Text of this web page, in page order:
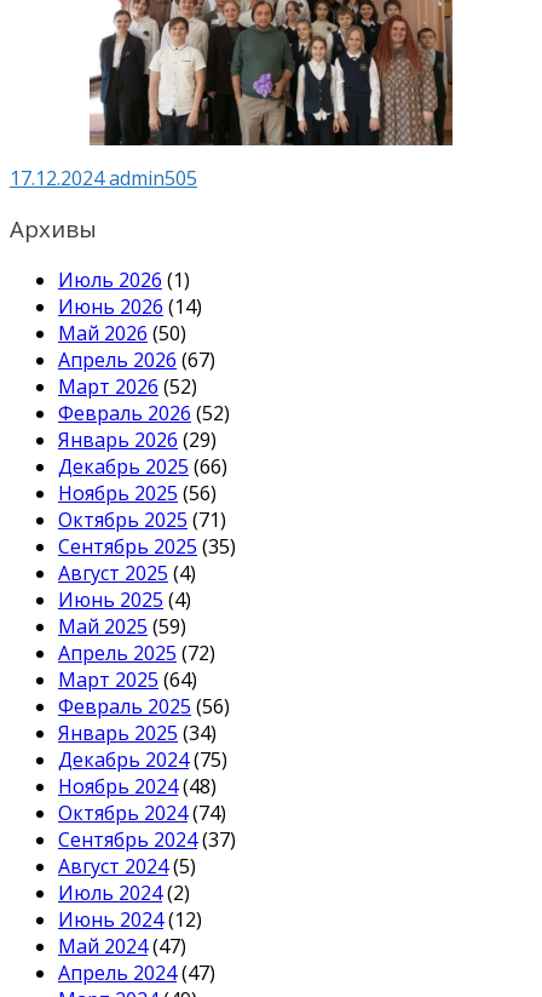
17.12.2024admin505
Архивы
Июль 2026 (1)
Июнь 2026 (14)
Май 2026 (50)
Апрель 2026 (67)
Март 2026 (52)
Февраль 2026 (52)
Январь 2026 (29)
Декабрь 2025 (66)
Ноябрь 2025 (56)
Октябрь 2025 (71)
Сентябрь 2025 (35)
Август 2025 (4)
Июнь 2025 (4)
Май 2025 (59)
Апрель 2025 (72)
Март 2025 (64)
Февраль 2025 (56)
Январь 2025 (34)
Декабрь 2024(75)
Ноябрь 2024(48)
Октябрь 2024(74)
Сентябрь 2024(37)
Август 2024(5)
Июль 2024(2)
Июнь 2024(12)
Май 2024(47)
Апрель 2024(47)